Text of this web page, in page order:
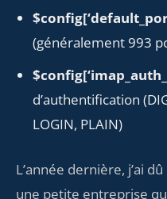
(généralement 993
d’authentification
LOGIN, PLAIN)
L’année dernière, j’ai
une petite entreprise